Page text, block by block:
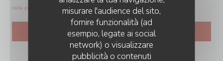
misurare l'audience del sito,
fornire funzionalità (ad
esempio, legate ai social
network) o visualizzare
pubblicità o contenuti
sulla privacy